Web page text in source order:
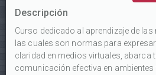
Descripción
Curso dedicado al aprendizaje de
las cuales son normas para
claridad en medios virtuales, abarca
comunicación efectiva en ambientes